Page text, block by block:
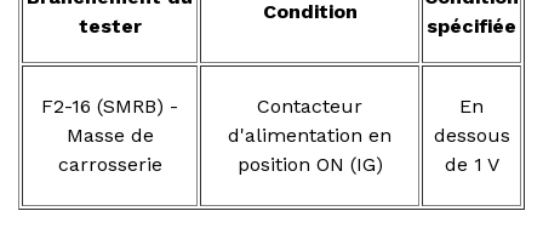
tester
Condition
spécifiée
F2-16 (SMRB) -
Masse de
carrosserie
Contacteur
d'alimentation en
position ON (IG)
En
dessous
de 1 V